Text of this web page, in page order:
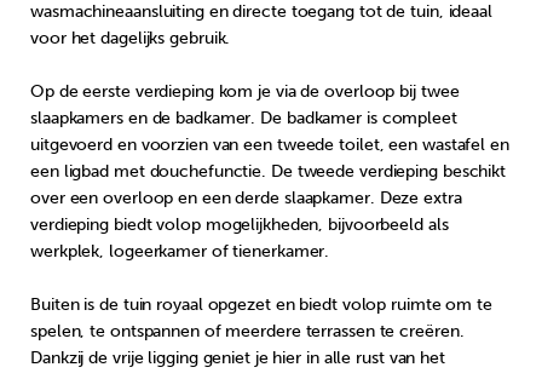
wasmachineaansluiting en directe toegang tot de tuin, ideaal
voor het dagelijks gebruik.
Op de eerste verdieping kom je via de overloop bij twee
slaapkamers en de badkamer. De badkamer is compleet
uitgevoerd en voorzien van een tweede toilet, een wastafel en
een ligbad met douchefunctie. De tweede verdieping beschikt
over een overloop en een derde slaapkamer. Deze extra
verdieping biedt volop mogelijkheden, bijvoorbeeld als
werkplek, logeerkamer of tienerkamer.
Buiten is de tuin royaal opgezet en biedt volop ruimte om te
spelen, te ontspannen of meerdere terrassen te creëren.
Dankzij de vrije ligging geniet je hier in alle rust van het